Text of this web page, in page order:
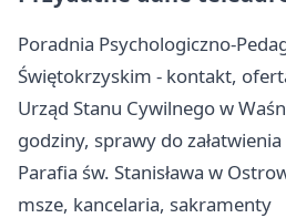
Poradnia Psychologiczno-
Świętokrzyskim - kontakt,
Urząd Stanu Cywilnego w
godziny, sprawy do załatwienia
Parafia św. Stanisława w
msze, kancelaria, sakramenty